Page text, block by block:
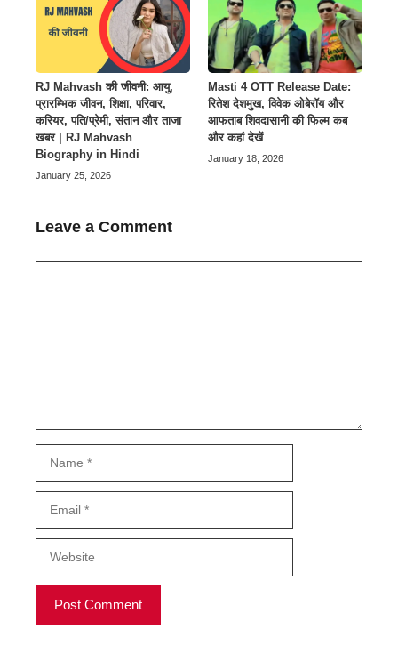
RJ Mahvash की जीवनी: आयु,
प्रारम्भिक जीवन, शिक्षा, परिवार,
करियर, पति/प्रेमी, संतान और ताजा
खबर | RJ Mahvash
Biography in Hindi
January 25, 2026
Masti 4 OTT Release Date:
रितेश देशमुख, विवेक ओबेरॉय और
आफताब शिवदासानी की फिल्म कब
और कहां देखें
January 18, 2026
Leave a Comment